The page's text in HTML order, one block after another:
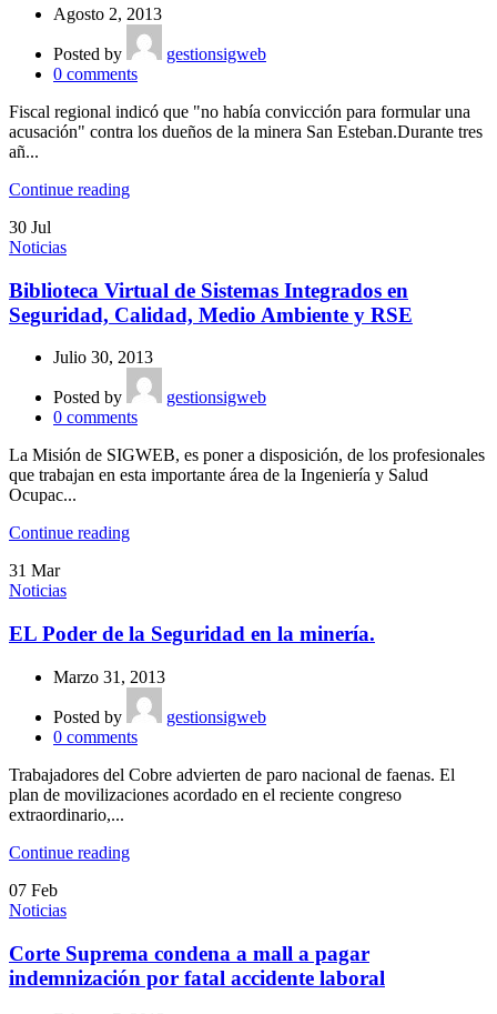
Agosto 2, 2013
Posted by
gestionsigweb
0 comments
Fiscal regional indicó que "no había convicción para formular una
acusación" contra los dueños de la minera San Esteban.Durante tres
añ...
Continue reading
30 Jul
Noticias
Biblioteca Virtual de Sistemas Integrados en
Seguridad, Calidad, Medio Ambiente y RSE
Julio 30, 2013
Posted by
gestionsigweb
0 comments
La Misión de SIGWEB, es poner a disposición, de los profesionales
que trabajan en esta importante área de la Ingeniería y Salud
Ocupac...
Continue reading
31 Mar
Noticias
EL Poder de la Seguridad en la minería.
Marzo 31, 2013
Posted by
gestionsigweb
0 comments
Trabajadores del Cobre advierten de paro nacional de faenas. El
plan de movilizaciones acordado en el reciente congreso
extraordinario,...
Continue reading
07 Feb
Noticias
Corte Suprema condena a mall a pagar
indemnización por fatal accidente laboral